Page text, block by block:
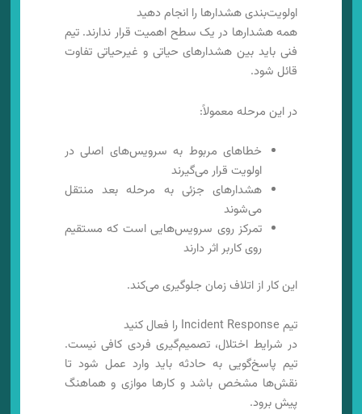
اولویت‌بندی هشدارها را انجام دهید
همه هشدارها در یک سطح اهمیت قرار ندارند. تیم
فنی باید بین هشدارهای حیاتی و غیرحیاتی تفاوت
قائل شود.
در این مرحله معمولاً:
خطاهای مربوط به سرویس‌های اصلی در
اولویت قرار می‌گیرند
هشدارهای جزئی به مرحله بعد منتقل
می‌شوند
تمرکز روی سرویس‌هایی است که مستقیم
روی کاربر اثر دارند
این کار از اتلاف زمان جلوگیری می‌کند.
تیم Incident Response را فعال کنید
در شرایط اختلال، تصمیم‌گیری فردی کافی نیست.
تیم پاسخ‌گویی به حادثه باید وارد عمل شود تا
نقش‌ها مشخص باشد و کارها موازی و هماهنگ
پیش برود.